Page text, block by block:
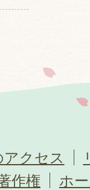
クセス
作権
ホ